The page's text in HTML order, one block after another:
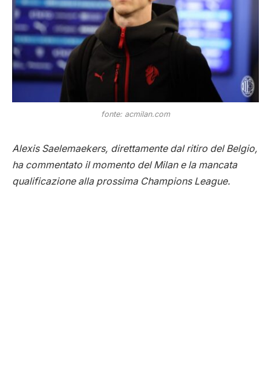
fonte: acmilan.com
Alexis Saelemaekers, direttamente dal ritiro del Belgio,
ha commentato il momento del Milan e la mancata
qualificazione alla prossima Champions League.